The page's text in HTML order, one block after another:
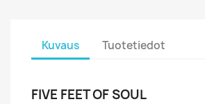
Kuvaus Tuotetiedot
FIVE FEET OF SOUL